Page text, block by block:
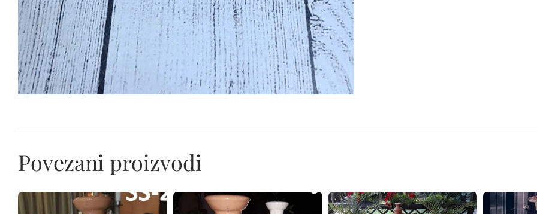
Povezani proizvodi